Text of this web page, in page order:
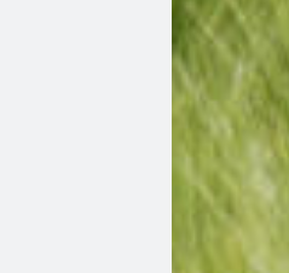
Питейна вода от морето:
трябва да знаем за